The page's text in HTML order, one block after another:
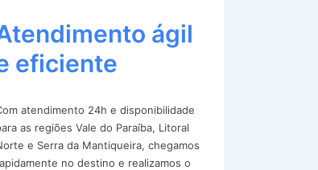
ágil
eficiente
atendimento 24h e disponibilidade
as regiões Vale do Paraíba, Litoral
e Serra da Mantiqueira, chegamos
no destino e realizamos o